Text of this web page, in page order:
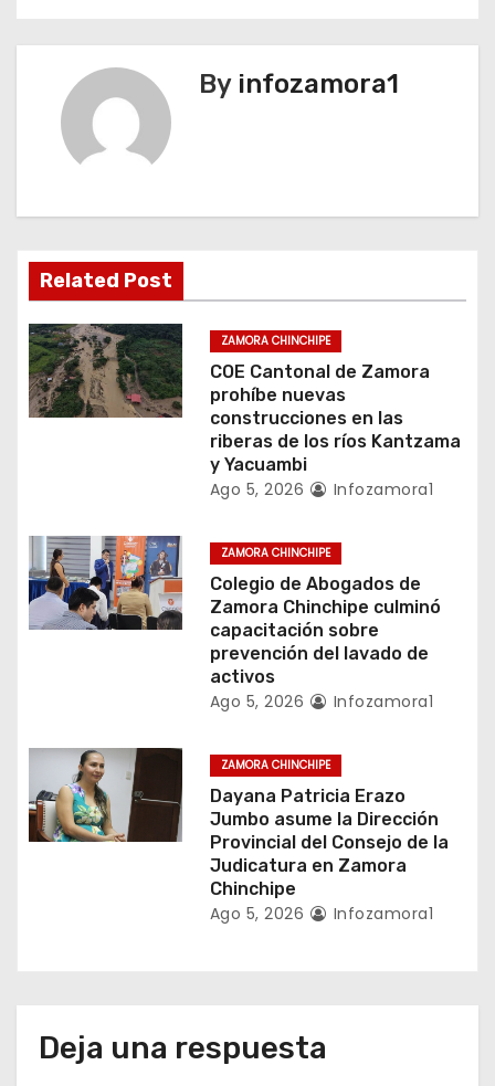
ó
n
d
e
e
r
a
d
By infozamora1
Related Post
ZAMORA CHINCHIPE
COE Cantonal de Zamora
prohíbe nuevas
construcciones en las
riberas de los ríos Kantzama
y Yacuambi
Ago 5, 2026 Infozamora1
ZAMORA CHINCHIPE
Colegio de Abogados de
Zamora Chinchipe culminó
capacitación sobre
prevención del lavado de
activos
Ago 5, 2026 Infozamora1
ZAMORA CHINCHIPE
Dayana Patricia Erazo
Jumbo asume la Dirección
Provincial del Consejo de la
Judicatura en Zamora
Chinchipe
Ago 5, 2026 Infozamora1
Deja una respuesta